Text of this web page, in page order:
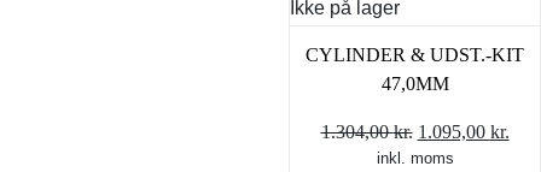
Ikke på lager
CYLINDER & UDST.-KIT
47,0MM
1.304,00kr. Den
oprindelige
1.095,00 kr.
inkl. moms